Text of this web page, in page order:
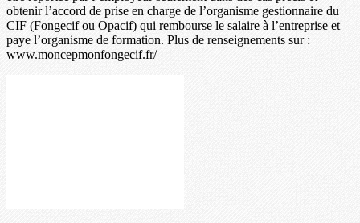
obtenir l’accord de prise en charge de l’organisme gestionnaire du
CIF (Fongecif ou Opacif) qui rembourse le salaire à l’entreprise et
paye l’organisme de formation. Plus de renseignements sur :
www.moncepmonfongecif.fr/